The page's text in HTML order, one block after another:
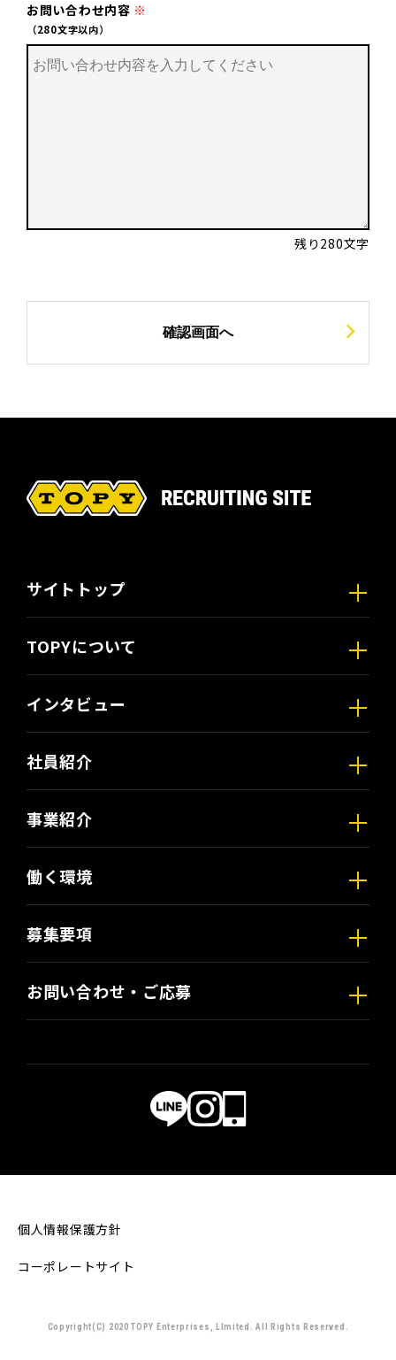
お問い合わせ内容 ※
（280文字以内）
残り 280文字
サイトトップ
TOPYについて
インタビュー
社員紹介
事業紹介
働く環境
募集要項
お問い合わせ・ご応募
個人情報保護方針
コーポレートサイト
Copyright(C) 2020 TOPY Enterprises, LImited. All Rights Reserved.